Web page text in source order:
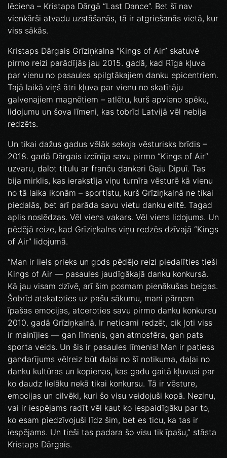
lēciena – Kristapa Dārgā “Last Dance”. Bet šī nav
vienkārši atvadu uzstāšanās, tā ir atgriešanās vietā, kur
viss sākās.
Kristaps Dārgais Grīziņkalna “Kings of Air” skatuvē
pirmo reizi parādījās jau 2015. gadā, kad Rīga kļuva
par vienu no pasaules spilgtākajiem danku epicentriem.
Tajā laikā viņš ātri kļuva par vienu no skatītāju
galvenajiem magnētiem – atlētu, kurš apvieno spēku,
lidojumu un šova līmeni, kas tobrīd Latvijā vēl nebija
redzēts.
Un tikai dažus gadus vēlāk sekoja vēsturisks brīdis –
2018. gadā Dārgais izcīnīja savu pirmo “Kings of Air”
uzvaru, dalot titulu ar franču dankeri Gaju Dipuī. Tas
bija mirklis, kas ierakstīja viņu turnīra vēsturē kā vienu
no tā laika ikonām – sportistu, kurš Grīziņkalnā ne tikai
piedalās, bet arī parāda savu vietu danku elitē. Tagad
aplis noslēdzas. Vēl viens vakars. Vēl viens lidojums. Un
pēdējā reize, kad Grīziņkalns viņu redzēs dzīvajā “Kings
of Air” lidojumā.
“Man ir liels prieks un gods pēdējo reizi piedalīties tieši
Kings of Air — pasaules jaudīgākajā danku konkursā.
Kā jau visam dzīvē, arī šim posmam pienākušas beigas.
Šobrīd atskatoties uz pašu sākumu, mani pārņem
īpašas emocijas, atceroties savu pirmo danku konkursu
2010. gadā Grīziņkalnā. Ir neticami redzēt, cik ļoti viss
ir mainījies — gan līmenis, gan atmosfēra, gan pats
sporta veids. Un šis ir pasaules līmenis! Man ir patiess
gandarījums vēlreiz būt daļai no šī notikuma, daļai no
danku kultūras un kopienas, kas gadu gaitā kļuvusi par
ko daudz lielāku nekā tikai konkursu. Tā ir vēsture,
emocijas un cilvēki, kuri šo visu veidojuši kopā. Nezinu,
vai ir iespējams radīt vēl kaut ko iespaidīgāku par to,
ko esam piedzīvojuši līdz šim, bet es ticu, ka tas ir
iespējams. Un tieši tas padara šo visu tik īpašu,” stāsta
Kristaps Dārgais.